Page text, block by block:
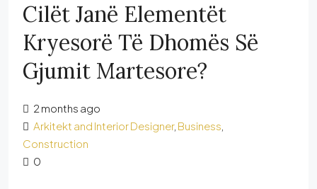
Cilët Janë Elementët
Kryesorë Të Dhomës Së
Gjumit Martesore?
2 months ago
Arkitekt and Interior Designer, Business
Construction
0